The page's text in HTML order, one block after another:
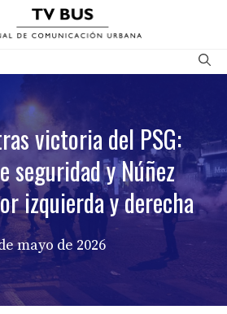
victoria del PSG:
seguridad y Núñez
izquierda y derecha
mayo de 2026